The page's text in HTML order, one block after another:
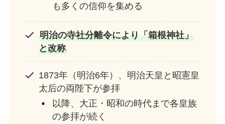
も多くの信仰を集める
明治の寺社分離令により「箱根神社」
と改称
1873年（明治6年）、明治天皇と昭憲皇
太后の両陛下が参拝
以降、大正・昭和の時代まで各皇族
の参拝が続く